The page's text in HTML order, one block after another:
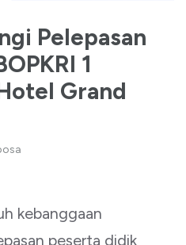
Pelepasan
1
Grand
kebanggaan
peserta didik